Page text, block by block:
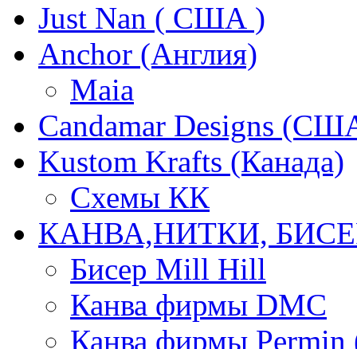
Just Nan ( США )
Anchor (Англия)
Maia
Candamar Designs
Kustom Krafts (Канада)
Схемы КК
КАНВА,НИТКИ,
Бисер Mill Hill
Канва фирмы DMC
Канва фирмы Permin